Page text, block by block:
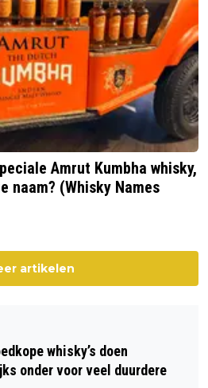
Amrut Kumbha whisky,
naam? (Whisky Names
artikelen
whisky’s doen
onder voor veel duurdere